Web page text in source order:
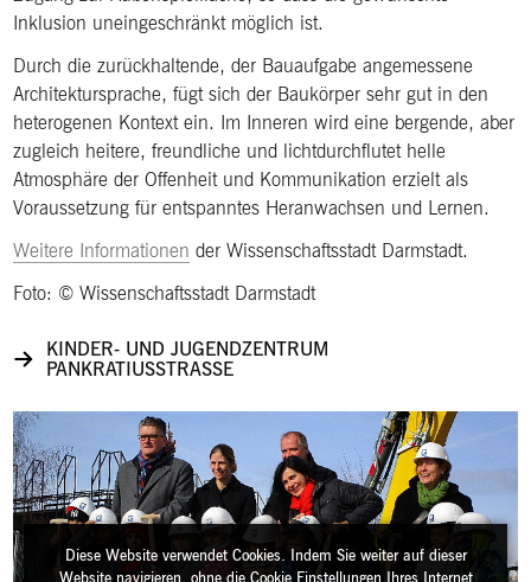
Inklusion uneingeschränkt möglich ist.
Durch die zurückhaltende, der Bauaufgabe angemessene
Architektursprache, fügt sich der Baukörper sehr gut in den
heterogenen Kontext ein. Im Inneren wird eine bergende, aber
zugleich heitere, freundliche und lichtdurchflutet helle
Atmosphäre der Offenheit und Kommunikation erzielt als
Voraussetzung für entspanntes Heranwachsen und Lernen.
Weitere Informationen der Wissenschaftsstadt Darmstadt.
Foto: © Wissenschaftsstadt Darmstadt
KINDER- UND JUGENDZENTRUM
PANKRATIUSSTRASSE
Diese Website verwendet Cookies. Indem Sie weiter auf dieser
Website navigieren, ohne die Cookie Einstellungen Ihres Internet